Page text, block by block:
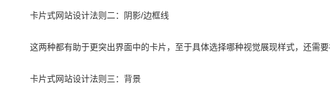
卡片式网站设计法则二：阴影/边框线
这两种都有助于更突出界面中的卡片，至于具体选择哪种视觉展现样式，还需要
卡片式网站设计法则三：背景